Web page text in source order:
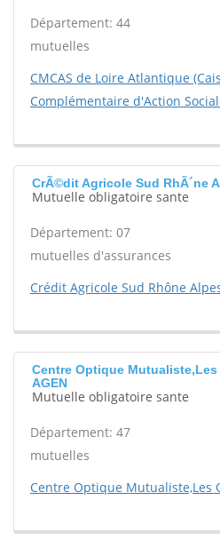
Département: 44
mutuelles
CMCAS de Loire Atlantique
Complémentaire d'Action
CrÃ©dit Agricole Sud RhÃ´ne
Mutuelle obligatoire sante
Département: 07
mutuelles d'assurances
Crédit Agricole Sud Rhône
Centre Optique
AGEN
Mutuelle obligatoire sante
Département: 47
mutuelles
Centre Optique Mutualiste,Les